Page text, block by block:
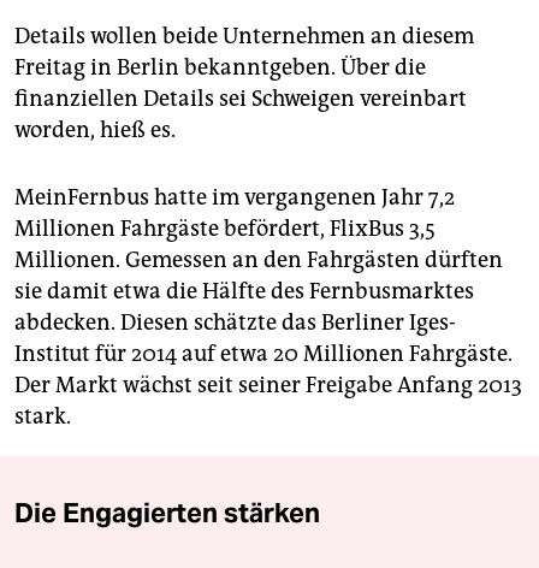
Details wollen beide Unternehmen an diesem
Freitag in Berlin bekanntgeben. Über die
finanziellen Details sei Schweigen vereinbart
worden, hieß es.
MeinFernbus hatte im vergangenen Jahr 7,2
Millionen Fahrgäste befördert, FlixBus 3,5
Millionen. Gemessen an den Fahrgästen dürften
sie damit etwa die Hälfte des Fernbusmarktes
abdecken. Diesen schätzte das Berliner Iges-
Institut für 2014 auf etwa 20 Millionen Fahrgäste.
Der Markt wächst seit seiner Freigabe Anfang 2013
stark.
Die Engagierten stärken